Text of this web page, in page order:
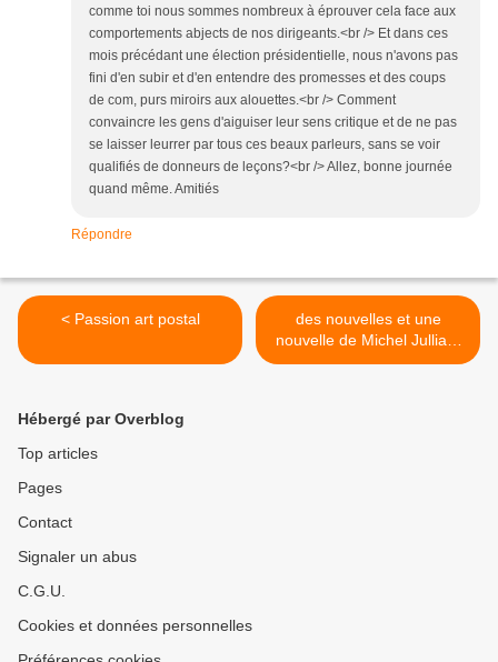
comme toi nous sommes nombreux à éprouver cela face aux
comportements abjects de nos dirigeants.<br /> Et dans ces
mois précédant une élection présidentielle, nous n'avons pas
fini d'en subir et d'en entendre des promesses et des coups
de com, purs miroirs aux alouettes.<br /> Comment
convaincre les gens d'aiguiser leur sens critique et de ne pas
se laisser leurrer par tous ces beaux parleurs, sans se voir
qualifiés de donneurs de leçons?<br /> Allez, bonne journée
quand même. Amitiés
Répondre
< Passion art postal
des nouvelles et une
nouvelle de Michel Julliard
>
Hébergé par Overblog
Top articles
Pages
Contact
Signaler un abus
C.G.U.
Cookies et données personnelles